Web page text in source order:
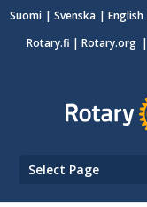
Suomi Svenska English
Rotary.fi | Rotary.org |
Select Page